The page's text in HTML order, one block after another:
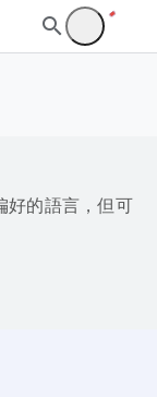
好的語言，但可